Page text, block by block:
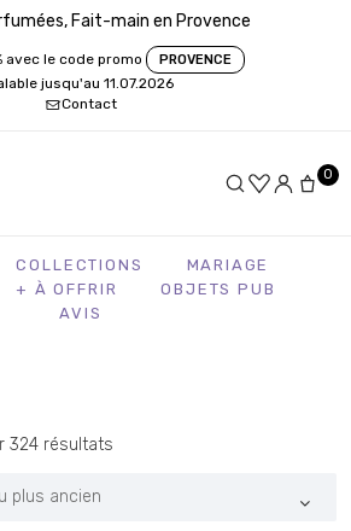
Fait-main en Provence
avec le code promo PROVENCE
jusqu'au 11.07.2026
Contact
0
COLLECTIONS
MARIAGE
+ À OFFRIR
OBJETS PUB
AVIS
324 résultats